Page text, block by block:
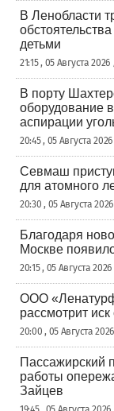
В Ленобласти
детьми
21:15 , 05 Августа
В порту
оборудование
аспирации
20:45 , 05 Августа
Севмаш
для атомного
20:30 , 05 Августа
Благодаря
Москве
20:15 , 05 Августа
ООО
рассмотрит
20:00 , 05 Августа
Пассажирский
работы
Зайцев